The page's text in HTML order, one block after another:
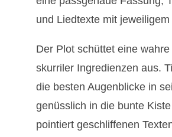
und Liedtexte mit
Der Plot schüttet eine
skurriler Ingredienzen aus.
die besten Augenblicke in
genüsslich in die bunte
pointiert geschliffenen
o